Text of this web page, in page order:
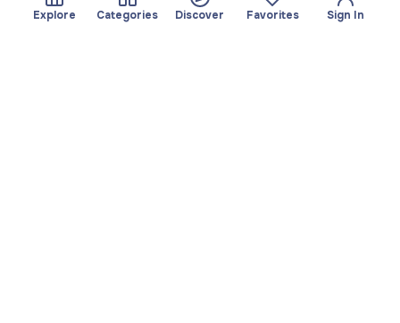
Explore Categories Discover Favorites Sign In